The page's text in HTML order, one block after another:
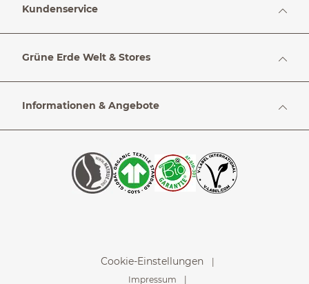
Kundenservice
Grüne Erde Welt & Stores
Informationen & Angebote
Cookie-Einstellungen
Impressum